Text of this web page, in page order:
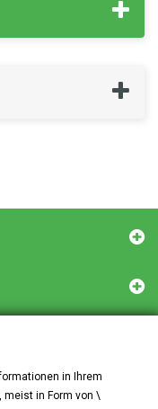
in Ihrem
meist in Form von \